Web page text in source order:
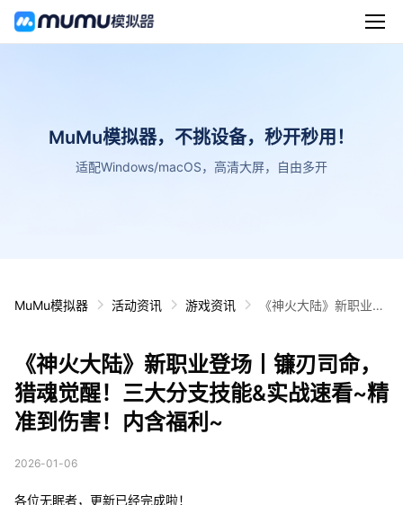
MuMu模拟器，不挑设备，秒开秒用！
适配Windows/macOS，高清大屏，自由多开
MuMu模拟器 活动资讯 游戏资讯
《神火大陆》新职业登
战速看~精准到伤害！
内含福利~
《神火大陆》新职业登场丨镰刃司命，
猎魂觉醒！三大分支技能&实战速看~精
准到伤害！内含福利~
2026-01-06
各位无眠者，更新已经完成啦！